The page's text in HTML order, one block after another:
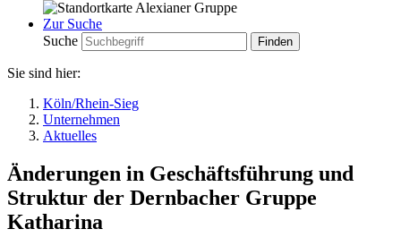
Zur Suche
Suche
Sie sind hier:
Köln/Rhein-Sieg
Unternehmen
Aktuelles
Änderungen in Geschäftsführung und
Struktur der Dernbacher Gruppe
Katharina